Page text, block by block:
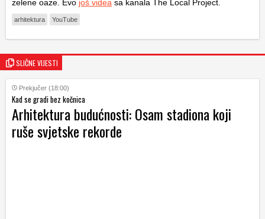
zelene oaze. Evo još videa sa kanala The Local Project.
arhitektura YouTube
SLIČNE VIJESTI
Prekjučer (18:00)
Kad se gradi bez kočnica
Arhitektura budućnosti: Osam stadiona koji
ruše svjetske rekorde